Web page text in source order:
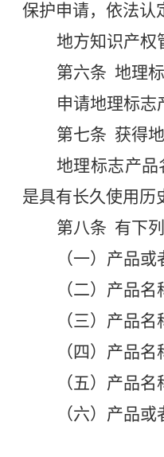
保护申请，依法认
地方知识产权
第六条 地理
申请地理标志
第七条 获得
地理标志产
是具有长久使用历
第八条 有下
（一） 产品或
（二）产品名
（三） 产品名
（四） 产品名
（五） 产品名
（六）产品或